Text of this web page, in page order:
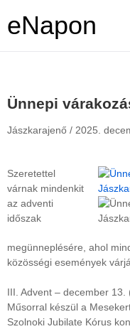
eNapon
Ünnepi
Jászkarajenő / 2025.
Szeretettel
várnak mindenkit
az adventi
időszak
megünneplésére, ahol
közösségi események
III. Advent – december 13.
Műsorral készül a
Szolnoki Jubilate Kórus